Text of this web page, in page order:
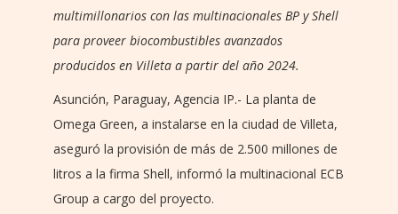
multimillonarios con las multinacionales BP y Shell
para proveer biocombustibles avanzados
producidos en Villeta a partir del año 2024.
Asunción, Paraguay, Agencia IP.- La planta de
Omega Green, a instalarse en la ciudad de Villeta,
aseguró la provisión de más de 2.500 millones de
litros a la firma Shell, informó la multinacional ECB
Group a cargo del proyecto.